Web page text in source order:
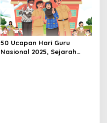
50 Ucapan Hari Guru
Nasional 2025, Sejarah